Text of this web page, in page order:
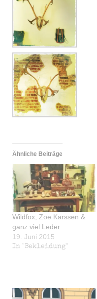
Ähnliche Beiträge
Wildfox, Zoe Karssen &
ganz viel Leder
19. Juni 2015
In "Bekleidung"